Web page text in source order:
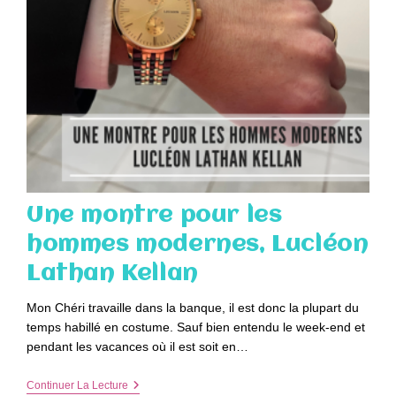
Une montre pour les
hommes modernes, Lucléon
Lathan Kellan
Mon Chéri travaille dans la banque, il est donc la plupart du
temps habillé en costume. Sauf bien entendu le week-end et
pendant les vacances où il est soit en…
Continuer La LectureUne